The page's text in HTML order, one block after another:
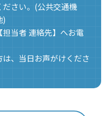
ださい。(公共交通機
)
担当者 連絡先】へお電
は、当日お声がけくださ